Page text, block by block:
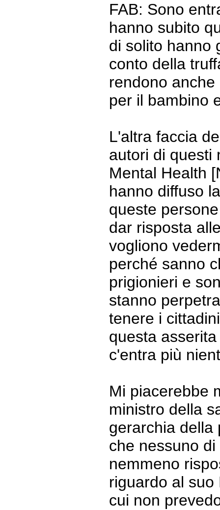
FAB: Sono
hanno subito
di solito hanno
conto della
rendono
per il bambino
L'altra faccia
autori di questi
Mental Health
hanno diffuso
queste
dar risposta
vogliono
perché sanno
prigionieri e
stanno
tenere i
questa
c'entra più
Mi piacerebbe
ministro della
gerarchia della
che nessuno
nemmeno
riguardo al
cui non